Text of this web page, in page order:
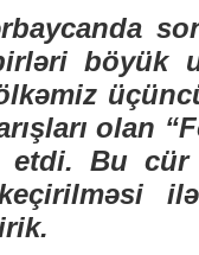
böyük
olan
etdi. Bu cür